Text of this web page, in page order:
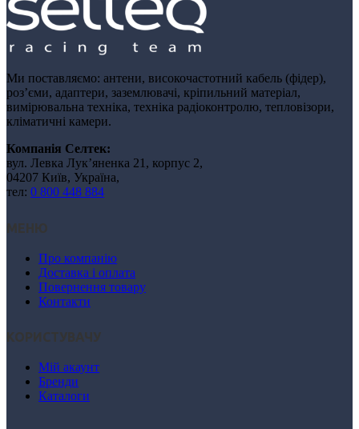
Ми поставляємо: антени, високочастотний кабель (фідер),
роз’єми, адаптери, заземлювачі, кріпильний матеріал,
вимірювальна техніка, техніка радіоконтролю, тепловізори,
кліматичні камери.
Компанія Селтек:
вул. Левка Лукʼяненка 21, корпус 2,
04207 Київ, Україна,
тел: 0 800 448 884
МЕНЮ
Про компанію
Доставка і оплата
Повернення товару
Контакти
КОРИСТУВАЧУ
Мій акаунт
Бренди
Каталоги